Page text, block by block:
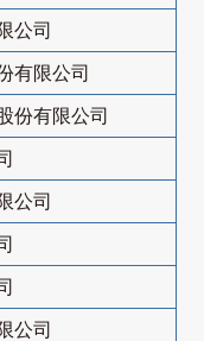
公司
有限公司
份有限公司
公司
公司